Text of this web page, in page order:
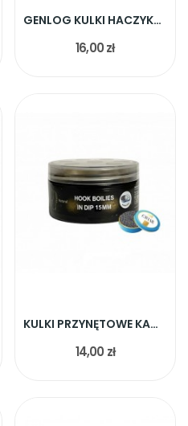
GENLOG KULKI HACZYKOWE ŚWIERZA MIĘTA TUŃCZYK 15MM
16,00 zł
KULKI PRZYNĘTOWE KAWIOR WRATISLAVIA BAITS 15MM
14,00 zł